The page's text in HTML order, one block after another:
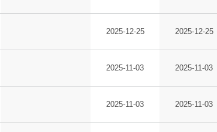
2025-12-25 2025-12-25
2025-11-03 2025-11-03
2025-11-03 2025-11-03